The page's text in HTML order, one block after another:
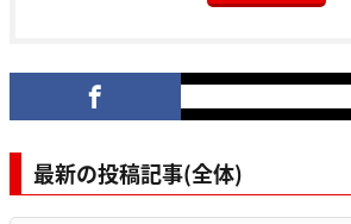
最新の投稿記事(全体)